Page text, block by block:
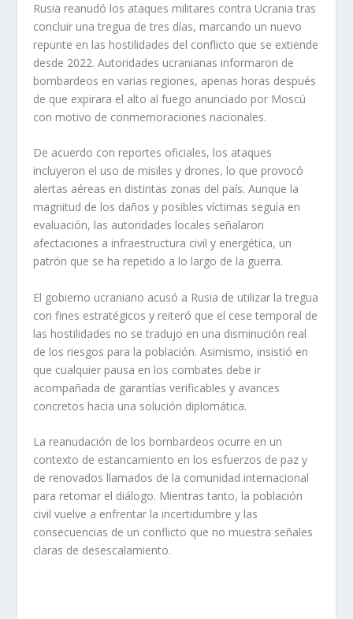
Rusia reanudó los ataques militares contra Ucrania tras
concluir una tregua de tres días, marcando un nuevo
repunte en las hostilidades del conflicto que se extiende
desde 2022. Autoridades ucranianas informaron de
bombardeos en varias regiones, apenas horas después
de que expirara el alto al fuego anunciado por Moscú
con motivo de conmemoraciones nacionales.
De acuerdo con reportes oficiales, los ataques
incluyeron el uso de misiles y drones, lo que provocó
alertas aéreas en distintas zonas del país. Aunque la
magnitud de los daños y posibles víctimas seguía en
evaluación, las autoridades locales señalaron
afectaciones a infraestructura civil y energética, un
patrón que se ha repetido a lo largo de la guerra.
El gobierno ucraniano acusó a Rusia de utilizar la tregua
con fines estratégicos y reiteró que el cese temporal de
las hostilidades no se tradujo en una disminución real
de los riesgos para la población. Asimismo, insistió en
que cualquier pausa en los combates debe ir
acompañada de garantías verificables y avances
concretos hacia una solución diplomática.
La reanudación de los bombardeos ocurre en un
contexto de estancamiento en los esfuerzos de paz y
de renovados llamados de la comunidad internacional
para retomar el diálogo. Mientras tanto, la población
civil vuelve a enfrentar la incertidumbre y las
consecuencias de un conflicto que no muestra señales
claras de desescalamiento.